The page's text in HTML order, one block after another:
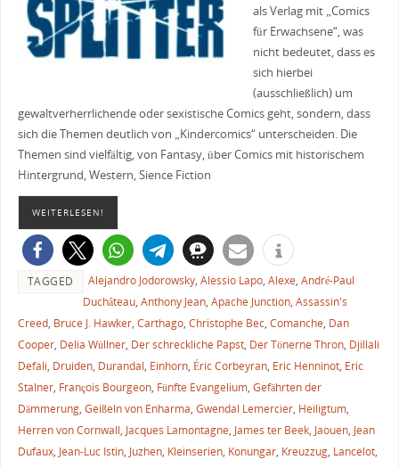
als Verlag mit „Comics
für Erwachsene“, was
nicht bedeutet, dass es
sich hierbei
(ausschließlich) um
gewaltverherrlichende oder sexistische Comics geht, sondern, dass
sich die Themen deutlich von „Kindercomics“ unterscheiden. Die
Themen sind vielfältig, von Fantasy, über Comics mit historischem
Hintergrund, Western, Sience Fiction
WEITERLESEN!
TAGGED Alejandro Jodorowsky, Alessio Lapo, Alexe, André-Paul
Duchâteau, Anthony Jean, Apache Junction, Assassin's
Creed, Bruce J. Hawker, Carthago, Christophe Bec, Comanche, Dan
Cooper, Delia Wüllner, Der schreckliche Papst, Der Tönerne Thron, Djillali
Defali, Druiden, Durandal, Einhorn, Éric Corbeyran, Eric Henninot, Eric
Stalner, François Bourgeon, Fünfte Evangelium, Gefährten der
Dämmerung, Geißeln von Enharma, Gwendal Lemercier, Heiligtum,
Herren von Cornwall, Jacques Lamontagne, James ter Beek, Jaouen, Jean
Dufaux, Jean-Luc Istin, Juzhen, Kleinserien, Konungar, Kreuzzug, Lancelot,